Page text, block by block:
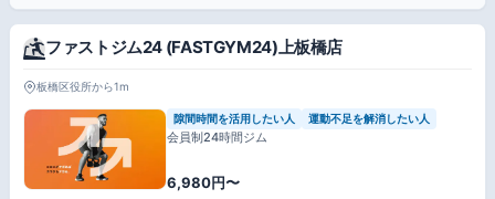
ファストジム24 (FASTGYM24)上板橋店
板橋区役所から1m
隙間時間を活用したい人 運動不足を解消したい人
会員制24時間ジム
6,980円〜